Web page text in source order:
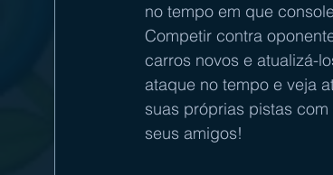
no tempo em que
Competir contra
carros novos e atualizá-
ataque no tempo e veja
suas próprias pistas
seus amigos!